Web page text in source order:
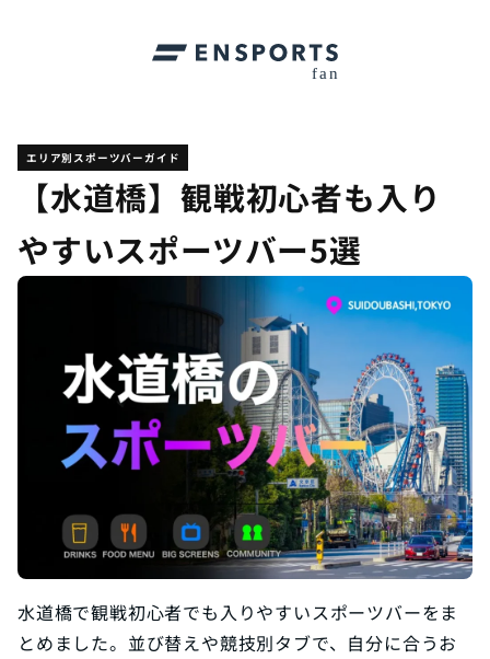
エリア別スポーツバーガイド
【水道橋】観戦初心者も入り
やすいスポーツバー5選
水道橋で観戦初心者でも入りやすいスポーツバーをま
とめました。並び替えや競技別タブで、自分に合うお